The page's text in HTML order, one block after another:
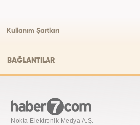
Kullanım Şartları
BAĞLANTILAR
Nokta Elektronik Medya A.Ş.